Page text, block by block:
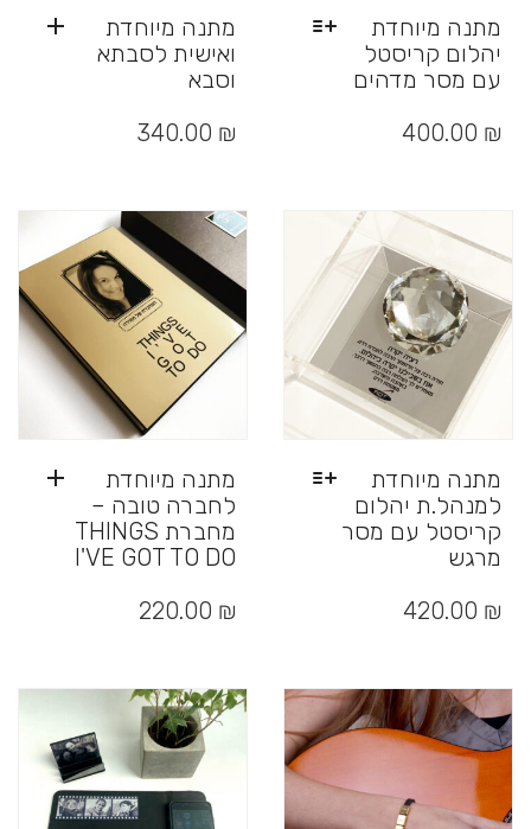
מתנה מיוחדת
ואישית לסבתא
וסבא
340.00 ₪
מתנה מיוחדת
יהלום קריסטל
עם מסר מדהים
זה
לבחור
האפשרויות
בעמוד
המוצר
400.00 ₪
מתנה מיוחדת
לחברה טובה –
מחברת THINGS
I'VE GOT TO DO
220.00 ₪
מתנה מיוחדת
למנהל.ת יהלום
קריסטל עם מסר
מרגש
זה
ניתן
לבחור
את
בעמוד
המוצר
420.00 ₪